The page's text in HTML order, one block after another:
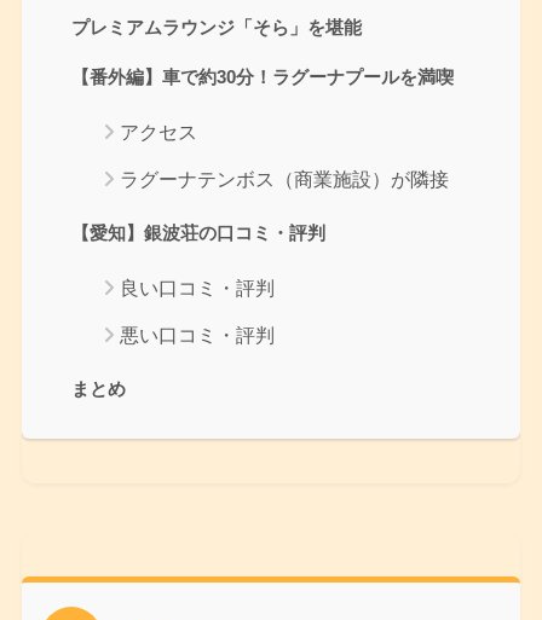
プレミアムラウンジ「そら」を堪能
【番外編】車で約30分！ラグーナプールを満喫
アクセス
ラグーナテンボス（商業施設）が隣接
【愛知】銀波荘の口コミ・評判
良い口コミ・評判
悪い口コミ・評判
まとめ